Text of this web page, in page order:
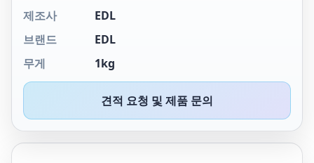
제조사
EDL
브랜드
EDL
무게
1kg
견적 요청 및 제품 문의